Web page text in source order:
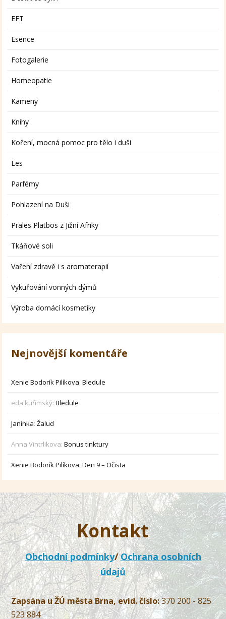
EFT
Esence
Fotogalerie
Homeopatie
Kameny
Knihy
Koření, mocná pomoc pro tělo i duši
Les
Parfémy
Pohlazení na Duši
Prales Platbos z Jižní Afriky
Tkáňové soli
Vaření zdravě i s aromaterapií
Vykuřování vonných dýmů
Výroba domácí kosmetiky
Nejnovější komentáře
Xenie Bodorík Pilíkova:Bledule
eda kuřímský:Bledule
Janinka:Žalud
Anna Vintrlikova:Bonus tinktury
Xenie Bodorík Pilíkova:Den 9 – Očista
Kontakt
Obchodní podmínky/Ochrana osobních
údajů
Zapsána u ŽÚ města Brna, evid. číslo:370 200 - 825
523 884